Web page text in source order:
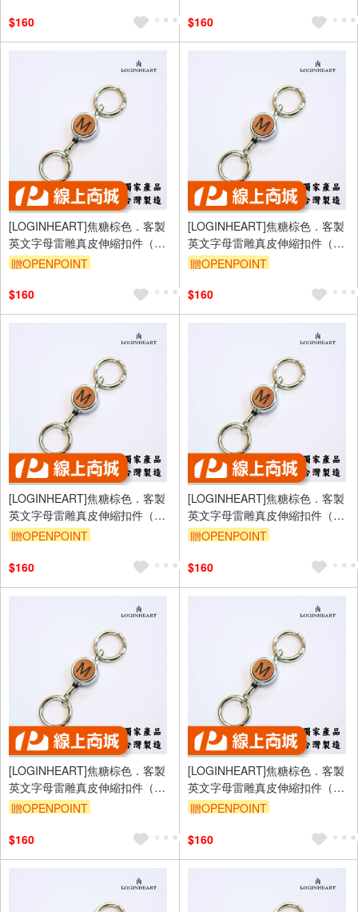
$160
$160
[LOGINHEART]焦糖棕色．客製
英文字母雷雕真皮伸縮扣件（A-
Z擇一）台灣製/雷射雕刻/證件伸
贈OPENPOINT
$160
[LOGINHEART]焦糖棕色．客製
英文字母雷雕真皮伸縮扣件（A-
Z擇一）台灣製/雷射雕刻/證件伸
贈OPENPOINT
$160
[LOGINHEART]焦糖棕色．客製
英文字母雷雕真皮伸縮扣件（A-
Z擇一）台灣製/雷射雕刻/證件伸
贈OPENPOINT
$160
[LOGINHEART]焦糖棕色．客製
英文字母雷雕真皮伸縮扣件（A-
Z擇一）台灣製/雷射雕刻/證件伸
贈OPENPOINT
$160
[LOGINHEART]焦糖棕色．客製
英文字母雷雕真皮伸縮扣件（A-
Z擇一）台灣製/雷射雕刻/證件伸
贈OPENPOINT
$160
[LOGINHEART]焦糖棕色．客製
英文字母雷雕真皮伸縮扣件（A-
Z擇一）台灣製/雷射雕刻/證件伸
贈OPENPOINT
$160